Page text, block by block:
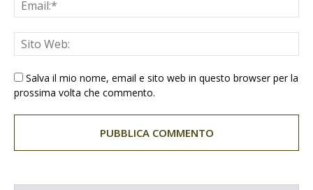
Salva il mio nome, email e sito web in questo browser per la
prossima volta che commento.